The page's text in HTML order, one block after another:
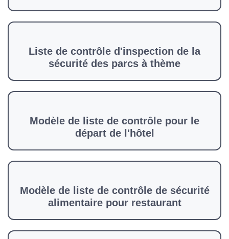
Liste de contrôle d'inspection de la
sécurité des parcs à thème
Modèle de liste de contrôle pour le
départ de l'hôtel
Modèle de liste de contrôle de sécurité
alimentaire pour restaurant